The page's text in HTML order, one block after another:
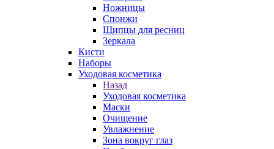
Ножницы
Спонжи
Щипцы для ресниц
Зеркала
Кисти
Наборы
Уходовая косметика
Назад
Уходовая косметика
Маски
Очищение
Увлажнение
Зона вокруг глаз